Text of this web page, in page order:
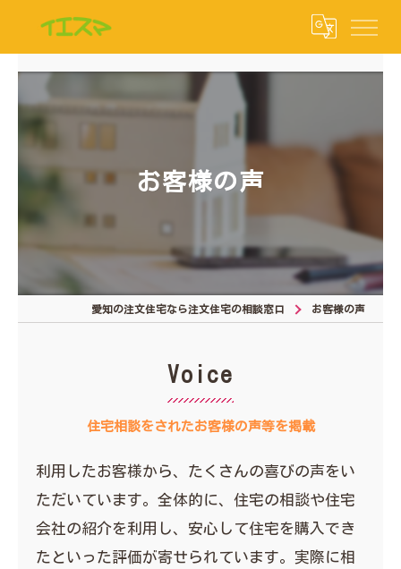
お客様の声
愛知の注文住宅なら注文住宅の相談窓口 お客様の声
Voice
住宅相談をされたお客様の声等を掲載
利用したお客様から、たくさんの喜びの声をい
ただいています。全体的に、住宅の相談や住宅
会社の紹介を利用し、安心して住宅を購入でき
たといった評価が寄せられています。実際に相